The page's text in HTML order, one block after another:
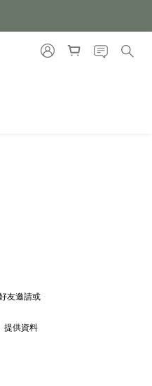
友邀請或
提供資料